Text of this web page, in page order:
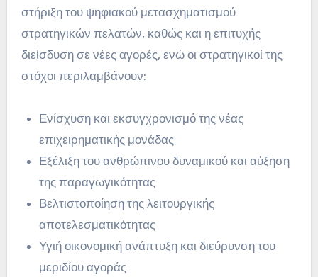
στήριξη του ψηφιακού μετασχηματισμού
στρατηγικών πελατών, καθώς και η επιτυχής
διείσδυση σε νέες αγορές, ενώ οι στρατηγικοί της
στόχοι περιλαμβάνουν:
Ενίσχυση και εκσυγχρονισμό της νέας
επιχειρηματικής μονάδας
Εξέλιξη του ανθρώπινου δυναμικού και αύξηση
της παραγωγικότητας
Βελτιστοποίηση της λειτουργικής
αποτελεσματικότητας
Υγιή οικονομική ανάπτυξη και διεύρυνση του
μεριδίου αγοράς